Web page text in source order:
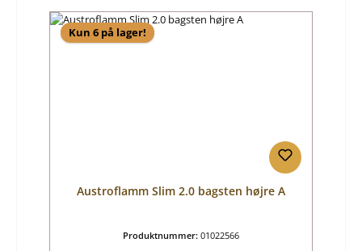
Kun 6 på lager!
Austroflamm Slim 2.0 bagsten højre A
Produktnummer: 01022566